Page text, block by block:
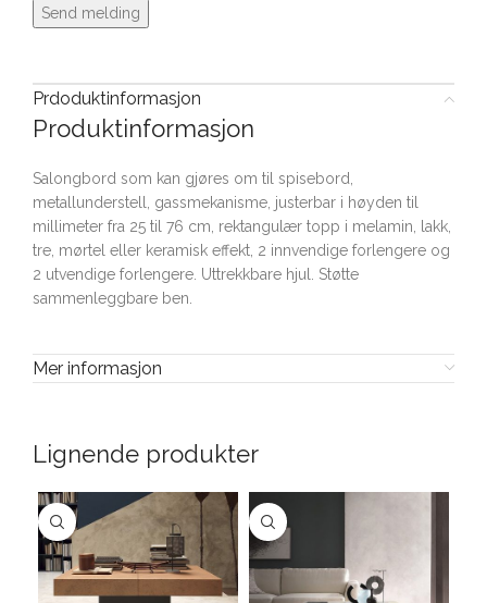
Prdoduktinformasjon
Produktinformasjon
Salongbord som kan gjøres om til spisebord,
metallunderstell, gassmekanisme, justerbar i høyden til
millimeter fra 25 til 76 cm, rektangulær topp i melamin, lakk,
tre, mørtel eller keramisk effekt, 2 innvendige forlengere og
2 utvendige forlengere. Uttrekkbare hjul. Støtte
sammenleggbare ben.
Mer informasjon
Lignende produkter